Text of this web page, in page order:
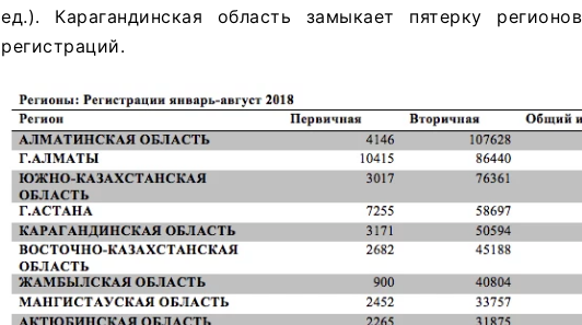
ед.). Карагандинская область замыкает пятерку
регистраций.